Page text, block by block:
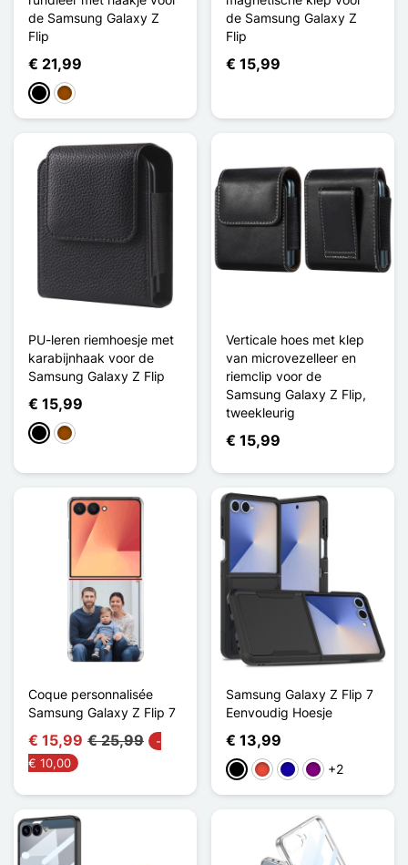
de Samsung Galaxy Z
Flip
€ 21,99
ZwartBruin
de Samsung Galaxy Z
Flip
€ 15,99
PU-leren riemhoesje met
karabijnhaak voor de
Samsung Galaxy Z Flip
€ 15,99
ZwartBruin
Verticale hoes met klep
van microvezelleer en
riemclip voor de
Samsung Galaxy Z Flip,
tweekleurig
€ 15,99
Coque personnalisée
Samsung Galaxy Z Flip 7
€ 15,99 € 25,99
-
€ 10,00
Samsung Galaxy Z Flip 7
Eenvoudig Hoesje
€ 13,99
ZwartRoodDonkerblauw
Purper
+2